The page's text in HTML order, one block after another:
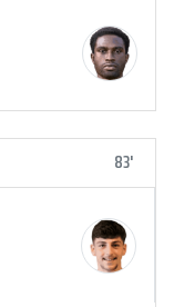
83'